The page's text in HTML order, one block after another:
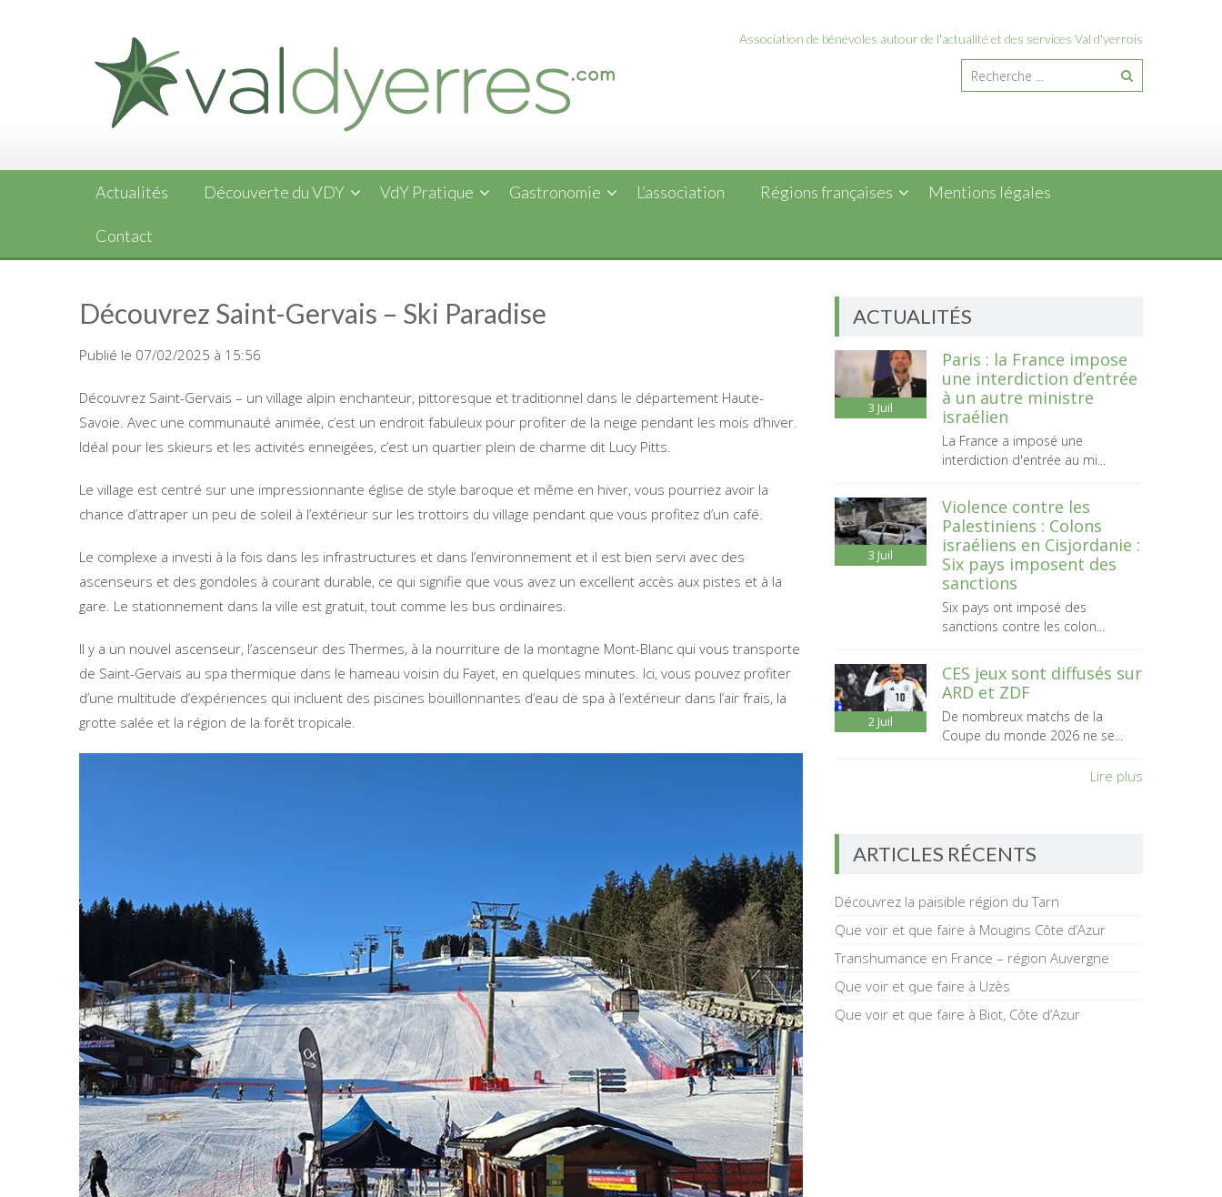
Association de bénévoles autour de l'actualité et des services Val d'yerrois
Actualités Découverte du VDY VdY Pratique Gastronomie L’association Régions françaises Mentions légales
Contact
Découvrez Saint-Gervais – Ski Paradise
Publié le 07/02/2025 à 15:56
Découvrez Saint-Gervais – un village alpin enchanteur, pittoresque et traditionnel dans le département Haute-
Savoie. Avec une communauté animée, c’est un endroit fabuleux pour profiter de la neige pendant les mois d’hiver.
Idéal pour les skieurs et les activités enneigées, c’est un quartier plein de charme dit Lucy Pitts.
Le village est centré sur une impressionnante église de style baroque et même en hiver, vous pourriez avoir la
chance d’attraper un peu de soleil à l’extérieur sur les trottoirs du village pendant que vous profitez d’un café.
Le complexe a investi à la fois dans les infrastructures et dans l’environnement et il est bien servi avec des
ascenseurs et des gondoles à courant durable, ce qui signifie que vous avez un excellent accès aux pistes et à la
gare. Le stationnement dans la ville est gratuit, tout comme les bus ordinaires.
Il y a un nouvel ascenseur, l’ascenseur des Thermes, à la nourriture de la montagne Mont-Blanc qui vous transporte
de Saint-Gervais au spa thermique dans le hameau voisin du Fayet, en quelques minutes. Ici, vous pouvez profiter
d’une multitude d’expériences qui incluent des piscines bouillonnantes d’eau de spa à l’extérieur dans l’air frais, la
grotte salée et la région de la forêt tropicale.
ACTUALITÉS
3 Juil
Paris : la France impose
une interdiction d’entrée
à un autre ministre
israélien
La France a imposé une
interdiction d'entrée au mi...
3 Juil
Violence contre les
Palestiniens : Colons
israéliens en Cisjordanie :
Six pays imposent des
sanctions
Six pays ont imposé des
sanctions contre les colon...
2 Juil
CES jeux sont diffusés sur
ARD et ZDF
De nombreux matchs de la
Coupe du monde 2026 ne se...
Lire plus
ARTICLES RÉCENTS
Découvrez la paisible région du Tarn
Que voir et que faire à Mougins Côte d’Azur
Transhumance en France – région Auvergne
Que voir et que faire à Uzès
Que voir et que faire à Biot, Côte d’Azur